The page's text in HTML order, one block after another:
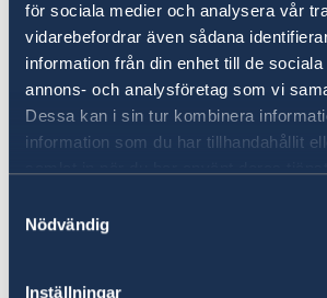
för sociala medier och analysera vår
vidarebefordrar även sådana
information från din enhet till de
annons- och analysföretag som vi
Dessa kan i sin tur kombinera
information som du har tillhandahållit
Nödvändig
Inställningar
Det är viktigt att respektera
sedvänjor. Svensk lag gäller
Kriminalitet och
säkerhet
bör som alltid vara försiktig med
kreditkort och värdeföremål.